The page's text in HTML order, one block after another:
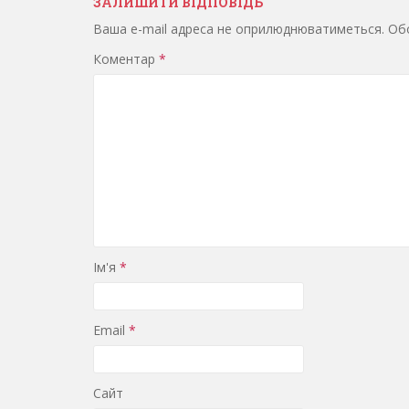
Ваша e-mail адреса не оприлюднюватиметься.
Коментар *
Ім'я *
Email *
Сайт